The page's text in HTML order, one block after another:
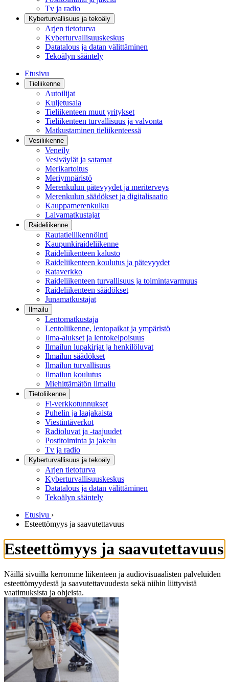
Tv ja radio
Kyberturvallisuus ja tekoäly
Arjen tietoturva
Kyberturvallisuuskeskus
Datatalous ja datan välittäminen
Tekoälyn sääntely
Etusivu
Tieliikenne
Autoilijat
Kuljetusala
Tieliikenteen muut yritykset
Tieliikenteen turvallisuus ja valvonta
Matkustaminen tieliikenteessä
Vesiliikenne
Veneily
Vesiväylät ja satamat
Merikartoitus
Meriympäristö
Merenkulun pätevyydet ja meriterveys
Merenkulun säädökset ja digitalisaatio
Kauppamerenkulku
Laivamatkustajat
Raideliikenne
Rautatieliikennöinti
Kaupunkiraideliikenne
Raideliikenteen kalusto
Raideliikenteen koulutus ja pätevyydet
Rataverkko
Raideliikenteen turvallisuus ja toimintavarmuus
Raideliikenteen säädökset
Junamatkustajat
Ilmailu
Lentomatkustaja
Lentoliikenne, lentopaikat ja ympäristö
Ilma-alukset ja lentokelpoisuus
Ilmailun lupakirjat ja henkilöluvat
Ilmailun säädökset
Ilmailun turvallisuus
Ilmailun koulutus
Miehittämätön ilmailu
Tietoliikenne
Fi-verkkotunnukset
Puhelin ja laajakaista
Viestintäverkot
Radioluvat ja -taajuudet
Postitoiminta ja jakelu
Tv ja radio
Kyberturvallisuus ja tekoäly
Arjen tietoturva
Kyberturvallisuuskeskus
Datatalous ja datan välittäminen
Tekoälyn sääntely
Etusivu ›
Esteettömyys ja saavutettavuus
Esteettömyys ja saavutettavuus
Näillä sivuilla kerromme liikenteen ja audiovisuaalisten palveluiden
esteettömyydestä ja saavutettavuudesta sekä niihin liittyvistä
vaatimuksista ja ohjeista.